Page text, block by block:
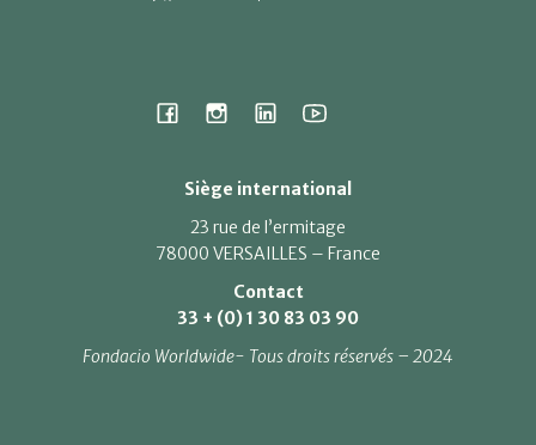
Siège international
23 rue de l’ermitage
78000 VERSAILLES – France
Contact
33 + (0) 1 30 83 03 90
Fondacio Worldwide- Tous droits réservés – 2024